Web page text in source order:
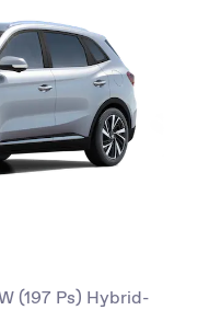
(197 Ps) Hybrid-